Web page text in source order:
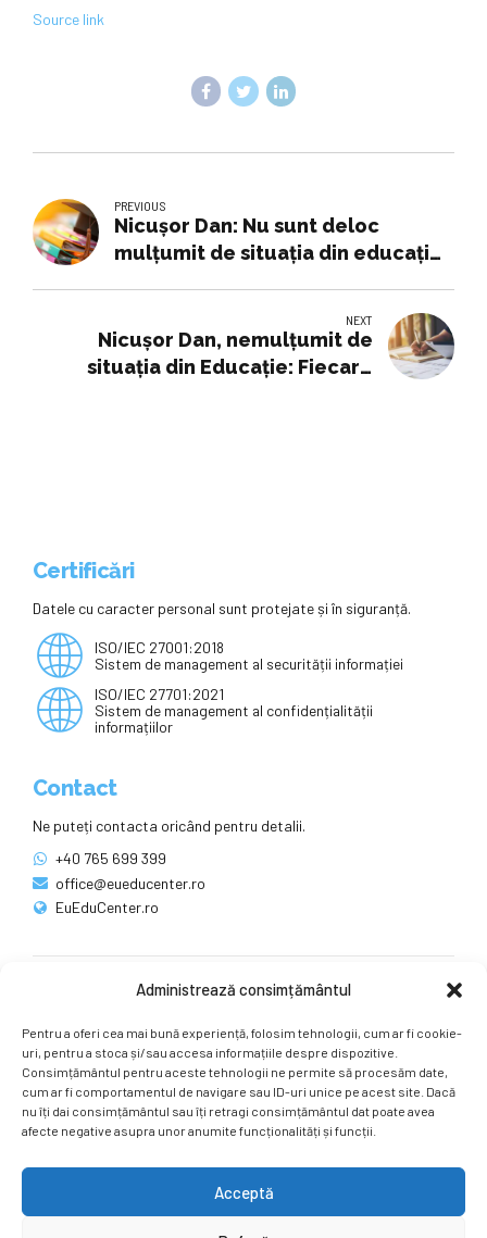
Administrează consimțământul
Pentru a oferi cea mai bună experiență, folosim tehnologii, cum ar fi cookie-
uri, pentru a stoca și/sau accesa informațiile despre dispozitive.
Consimțământul pentru aceste tehnologii ne permite să procesăm date,
cum ar fi comportamentul de navigare sau ID-uri unice pe acest site. Dacă
nu îți dai consimțământul sau îți retragi consimțământul dat poate avea
afecte negative asupra unor anumite funcționalități și funcții.
Acceptă
Source link
PREVIOUS
Nicuşor Dan: Nu sunt deloc
mulţumit de situaţia din educaţie.
şcolar
NEXT
Nicuşor Dan, nemulţumit de
situaţia din Educaţie: Fiecare
Certificări
Datele cu caracter personal sunt protejate și în siguranță.
ISO/IEC 27001:2018
Sistem de management al securității informației
ISO/IEC 27701:2021
Sistem de management al confidențialității
informațiilor
Contact
Ne puteți contacta oricând pentru detalii.
+40 765 699 399
office@eueducenter.ro
EuEduCenter.ro
Ne puteți găsi și pe rețelele sociale.